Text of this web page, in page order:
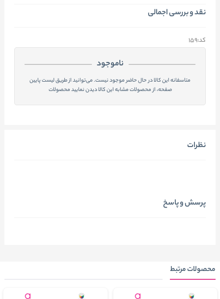
نقد و بررسی اجمالی
کد:159
ناموجود
متاسفانه این کالا در حال حاضر موجود نیست. می‌توانید از طریق لیست پایین
صفحه، از محصولات مشابه این کالا دیدن نمایید محصولات
نظرات
پرسش و پاسخ
محصولات مرتبط